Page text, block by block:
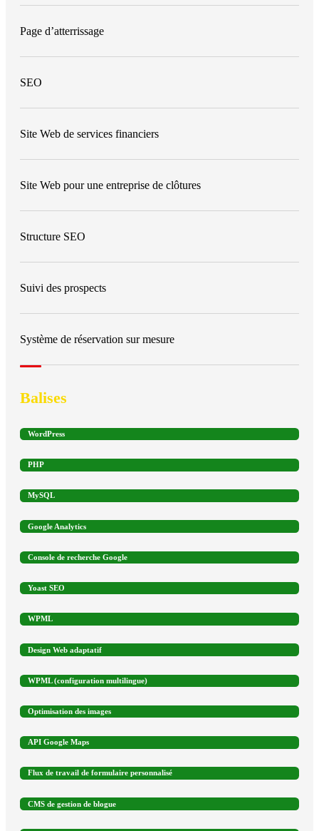
Page d’atterrissage
SEO
Site Web de services financiers
Site Web pour une entreprise de clôtures
Structure SEO
Suivi des prospects
Système de réservation sur mesure
Balises
WordPress
PHP
MySQL
Google Analytics
Console de recherche Google
Yoast SEO
WPML
Design Web adaptatif
WPML (configuration multilingue)
Optimisation des images
API Google Maps
Flux de travail de formulaire personnalisé
CMS de gestion de blogue